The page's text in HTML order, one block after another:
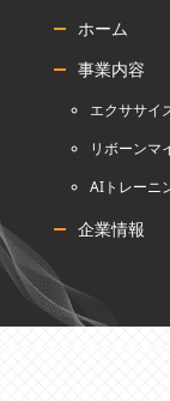
ホーム
事業内容
エクササイ
リボーンマ
AIトレーニ
企業情報